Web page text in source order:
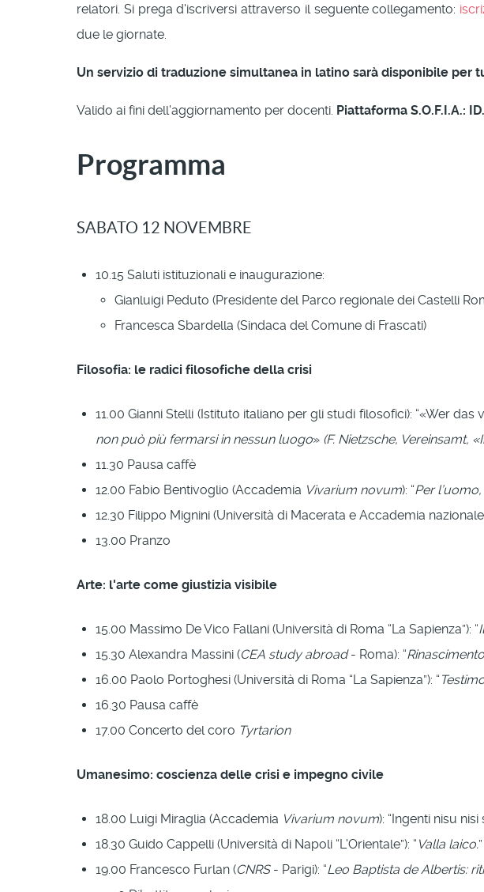
relatori. Si prega d'iscriversi attraverso il seguente collegamento:
due le giornate.
Un servizio di traduzione simultanea in latino sarà disponibile per
Valido ai fini dell'aggiornamento per docenti. Piattaforma S.O.F.I.A.: ID.
Programma
SABATO 12 NOVEMBRE
10.15 Saluti istituzionali e inaugurazione:
Gianluigi Peduto (Presidente del Parco regionale dei Castelli
Francesca Sbardella (Sindaca del Comune di Frascati)
Filosofia: le radici filosofiche della crisi
11.00 Gianni Stelli (Istituto italiano per gli studi filosofici): “«Wer
non può più fermarsi in nessun luogo» (F. Nietzsche, Vereinsamt,
11.30 Pausa caffè
12.00 Fabio Bentivoglio (Accademia Vivarium novum): “Per
12.30 Filippo Mignini (Università di Macerata e Accademia nazionale
13.00 Pranzo
Arte: l'arte come giustizia visibile
15.00 Massimo De Vico Fallani (Università di Roma “La Sapienza”): “
15.30 Alexandra Massini (CEA study abroad- Roma): “
16.00 Paolo Portoghesi (Università di Roma “La Sapienza”): “
16.30 Pausa caffè
17.00 Concerto del coro Tyrtarion
Umanesimo: coscienza delle crisi e impegno civile
18.00 Luigi Miraglia (Accademia Vivarium novum): “Ingenti nisu
18.30 Guido Cappelli (Università di Napoli “L'Orientale”): “ Valla laico.”
19.00 Francesco Furlan (CNRS- Parigi): “Leo Baptista de Albertis: